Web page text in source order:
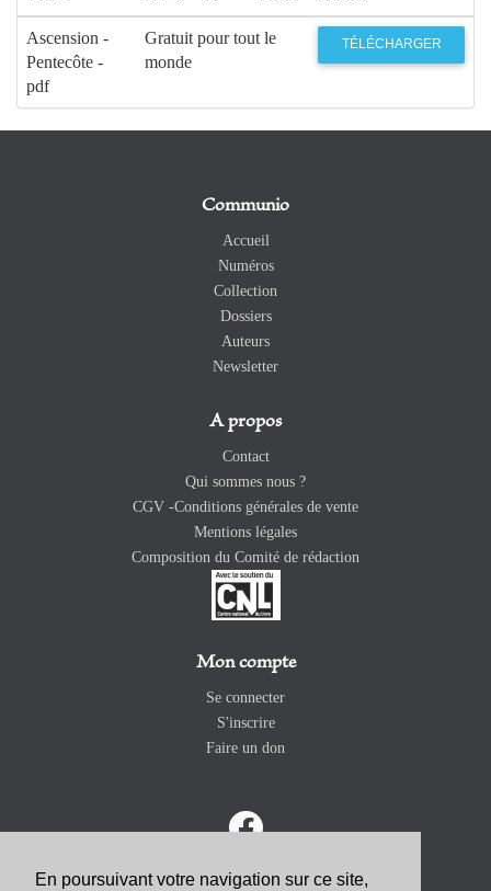
En poursuivant votre navigation sur ce site,
Ascension -
Pentecôte -
pdf
Gratuit pour tout le
monde
TÉLÉCHARGER
Communio
Accueil
Numéros
Collection
Dossiers
Auteurs
Newsletter
A propos
Contact
Qui sommes nous ?
CGV -Conditions générales de vente
Mentions légales
Composition du Comité de rédaction
Mon compte
Se connecter
S'inscrire
Faire un don